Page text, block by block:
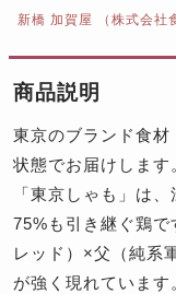
新橋 加賀屋 （株式会社
商品説明
東京のブランド食
状態でお届けします
「東京しゃも」は
75%も引き継ぐ鶏
レッド）×父（純系
が強く現れています